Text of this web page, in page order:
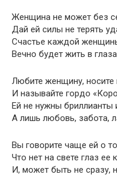
Женщина не может без
Дай ей силы не терять
Счастье каждой
Вечно будет жить в
Любите женщину, носите
И называйте гордо
Ей не нужны бриллианты
А лишь любовь, забота,
Вы говорите чаще ей о
Что нет на свете глаз ее
И, может быть не сразу,